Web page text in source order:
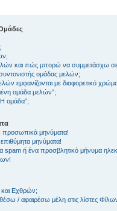
και πώς μπορώ να συμμετάσχω σε
ομάδας μελών;
εμφανίζονται με διαφορετικό
ομάδα μελών”;
ομάδα”;
μηνύματα!
μηνύματα!
ή ένα προσβλητικό μήνυμα
και Εχθρών;
/ αφαιρέσω μέλη στις λίστες